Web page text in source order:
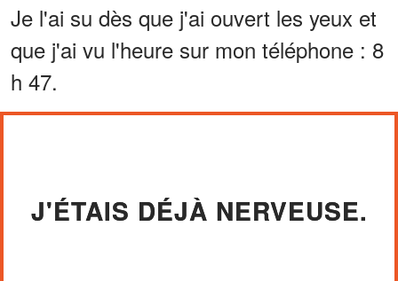
Je l'ai su dès que j'ai ouvert les yeux et
que j'ai vu l'heure sur mon téléphone : 8
h 47.
J'ÉTAIS DÉJÀ NERVEUSE.